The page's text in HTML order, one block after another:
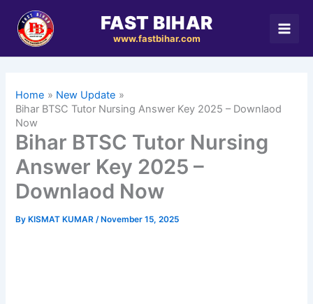
content
FAST BIHAR
www.fastbihar.com
Home
New Update
Bihar BTSC Tutor Nursing Answer Key 2025 – Downlaod
Now
Bihar BTSC Tutor Nursing
Answer Key 2025 –
Downlaod Now
By KISMAT KUMAR/ November 15, 2025